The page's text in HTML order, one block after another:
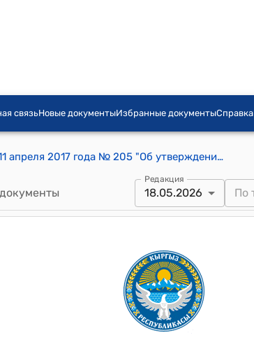
связьНовые документыИзбранные документыСправка
Постановление Правительства КР от 11 апреля 2017 года № 205 "Об утверждении технической спецификации Государственного флага Кыргызской Республики и Государственного герба Кыргызской Республики"
Редакция
18.05.2026